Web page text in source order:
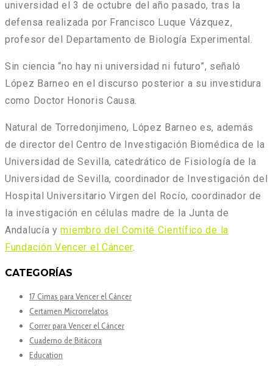
universidad el 3 de octubre del año pasado, tras la
defensa realizada por Francisco Luque Vázquez,
profesor del Departamento de Biología Experimental.
Sin ciencia “no hay ni universidad ni futuro”, señaló
López Barneo en el discurso posterior a su investidura
como Doctor Honoris Causa.
Natural de Torredonjimeno, López Barneo es, además
de director del Centro de Investigación Biomédica de la
Universidad de Sevilla, catedrático de Fisiología de la
Universidad de Sevilla, coordinador de Investigación del
Hospital Universitario Virgen del Rocío, coordinador de
la investigación en células madre de la Junta de
Andalucía ymiembro del Comité Científico de la
Fundación Vencer el Cáncer.
CATEGORÍAS
17 Cimas para Vencer el Cáncer
Certamen Microrrelatos
Correr para Vencer el Cáncer
Cuaderno de Bitácora
Education